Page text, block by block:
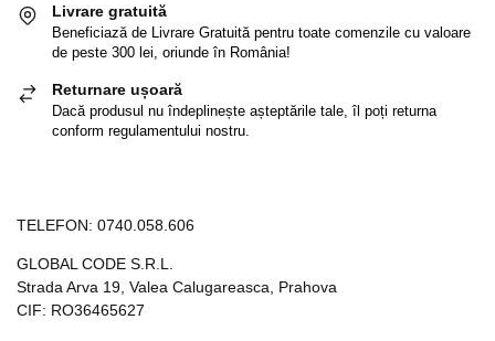
Livrare gratuită
Beneficiază de Livrare Gratuită pentru toate comenzile cu valoare
de peste 300 lei, oriunde în România!
Returnare ușoară
Dacă produsul nu îndeplinește așteptările tale, îl poți returna
conform regulamentului nostru.
TELEFON: 0740.058.606
GLOBAL CODE S.R.L.
Strada Arva 19, Valea Calugareasca, Prahova
CIF: RO36465627